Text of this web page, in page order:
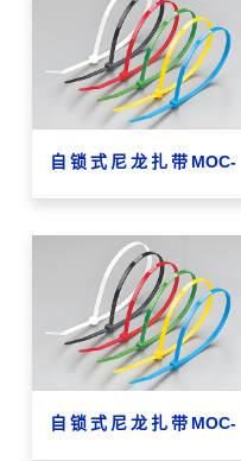
自锁式尼龙扎带MOC-
自锁式尼龙扎带MOC-